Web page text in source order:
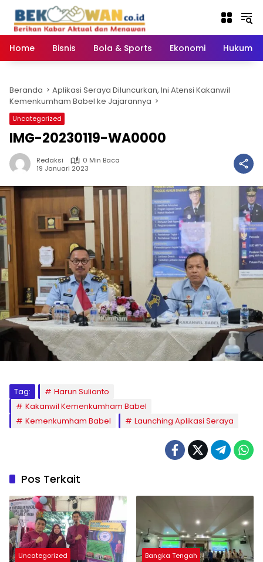
konten
Home
Bisnis Bola & Sports Ekonomi Hukum
Beranda
Aplikasi Seraya Diluncurkan, Ini Atensi Kakanwil
Kemenkumham Babel ke Jajarannya
Uncategorized
IMG-20230119-WA0000
Redaksi
0 Min Baca
19 Januari 2023
Tag:
Harun Sulianto
Kakanwil Kemenkumham Babel
Kemenkumham Babel
Launching Aplikasi Seraya
Pos Terkait
Uncategorized Bangka Tengah